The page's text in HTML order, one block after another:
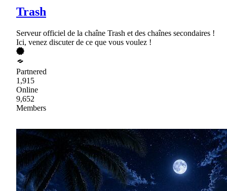
Trash
Serveur officiel de la chaîne Trash et des chaînes secondaires !
Ici, venez discuter de ce que vous voulez !
Partnered
1,915
Online
9,652
Members